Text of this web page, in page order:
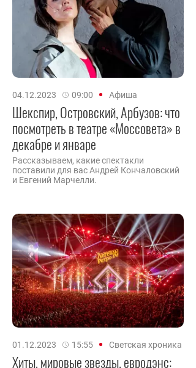
04.12.2023 09:00 Афиша
Шекспир, Островский, Арбузов: что
посмотреть в театре «Моссовета» в
декабре и январе
Рассказываем, какие спектакли
поставили для вас Андрей Кончаловский
и Евгений Марчелли.
01.12.2023 15:55 Светская хроника
Хиты, мировые звезды, евродэнс: